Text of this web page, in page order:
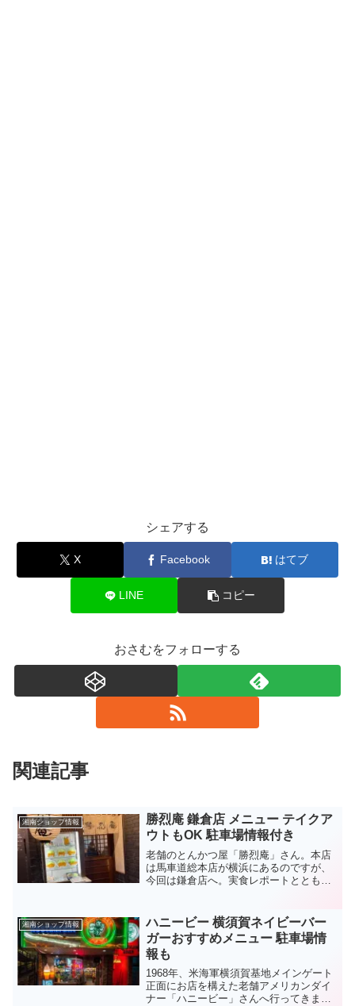
シェアする
X Facebook はてブ
LINE コピー
おさむをフォローする
関連記事
湘南ショップ情報
勝烈庵 鎌倉店 メニュー テイクア
ウトもOK 駐車場情報付き
老舗のとんかつ屋「勝烈庵」さん。本店
は馬車道総本店が横浜にあるのですが、
今回は鎌倉店へ。実食レポートとともに
り、店舗・駐車場情報などお伝えしま
す。是非、チェックしてみて...
湘南ショップ情報
ハニービー 横須賀ネイビーバー
ガーおすすめメニュー 駐車場情
報も
1968年、米海軍横須賀基地メインゲート
正面にお店を構えた老舗アメリカンダイ
ナー「ハニービー」さんへ行ってきまし